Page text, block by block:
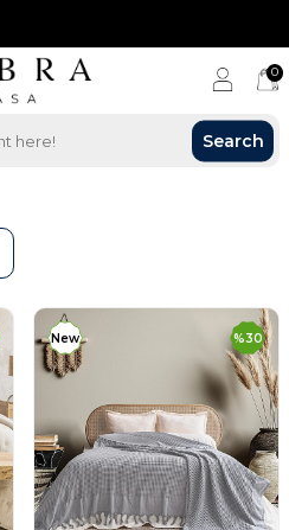
Search
0
%30
New